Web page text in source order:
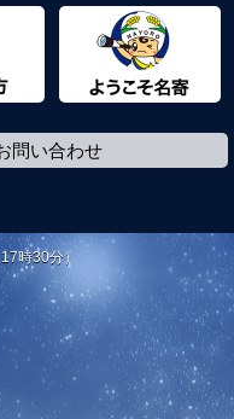
問い合わせ
時30分）